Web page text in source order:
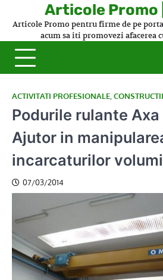
Articole Promo
Articole Promo pentru firme de pe
acum sa iti promovezi afacerea
ACTIVITATI PROFESIONALE CONSTRUCTII
Podurile rulante
Ajutor in
incarcaturilor
07/03/2014